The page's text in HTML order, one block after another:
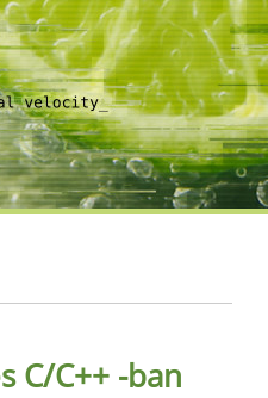
C/C++ -ban